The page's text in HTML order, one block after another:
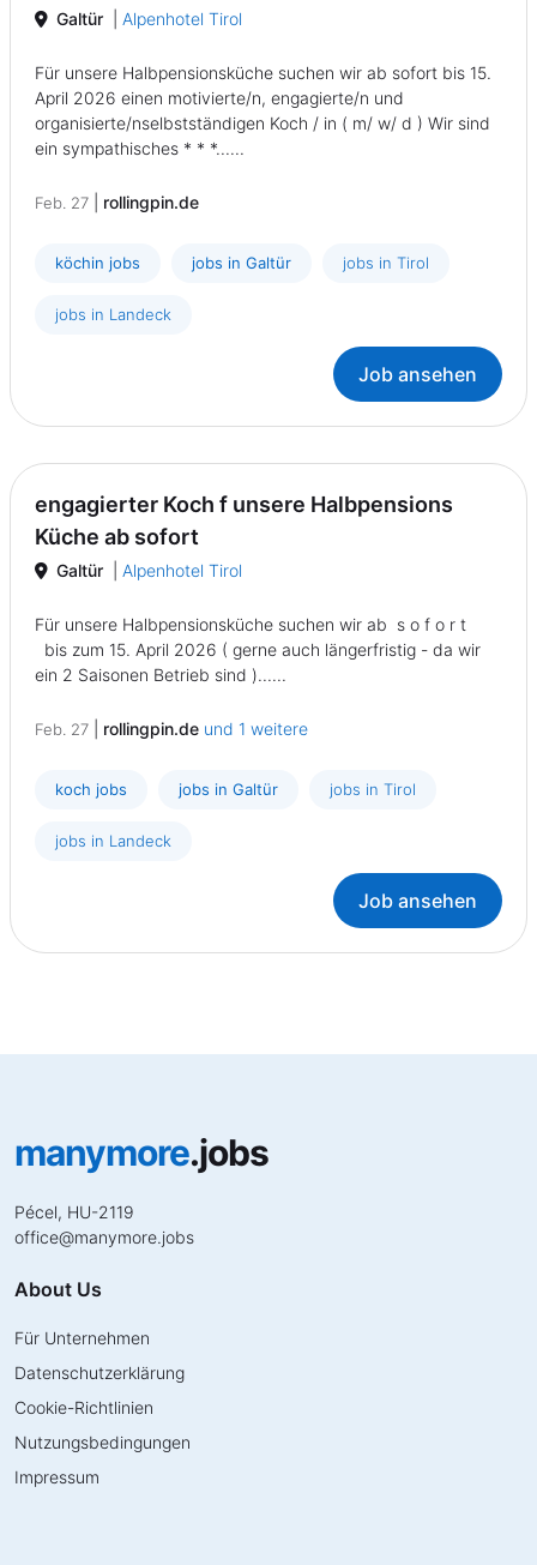
Galtür Alpenhotel Tirol
Für unsere Halbpensionsküche suchen wir ab sofort bis 15.
April 2026 einen motivierte/n, engagierte/n und
organisierte/nselbstständigen Koch / in ( m/ w/ d ) Wir sind
ein sympathisches * * *......
Feb. 27 rollingpin.de
köchin jobs jobs in Galtür jobs in Tirol
jobs in Landeck
Job ansehen
engagierter Koch f unsere Halbpensions
Küche ab sofort
Galtür Alpenhotel Tirol
Für unsere Halbpensionsküche suchen wir ab s o f o r t
bis zum 15. April 2026 ( gerne auch längerfristig - da wir
ein 2 Saisonen Betrieb sind )......
Feb. 27 rollingpin.de und 1 weitere
koch jobs jobs in Galtür jobs in Tirol
jobs in Landeck
Job ansehen
manymore.jobs
Pécel, HU-2119
office@manymore.jobs
About Us
Für Unternehmen
Datenschutzerklärung
Cookie-Richtlinien
Nutzungsbedingungen
Impressum